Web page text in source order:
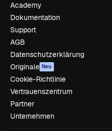
Academy
Dokumentation
Support
AGB
Datenschutzerklärung
Originale Neu
Cookie-Richtlinie
Vertrauenszentrum
Partner
Unternehmen